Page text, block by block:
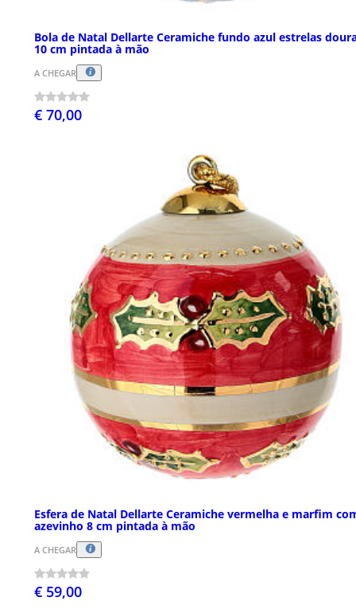
Bola de Natal Dellarte Ceramiche fundo azul estrelas
10 cm pintada à mão
A CHEGAR
€ 70,00
Esfera de Natal Dellarte Ceramiche vermelha e marfim
azevinho 8 cm pintada à mão
A CHEGAR
€ 59,00